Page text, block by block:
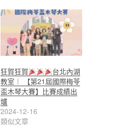
狂賀狂賀
台北內湖
教室︱ 【第21屆國際梅苓
盃木琴大賽】比賽成績出
爐
2024-12-16
類似文章